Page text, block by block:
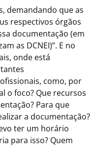
demandando que as
respectivos órgãos
documentação (em
as DCNEI)”. E no
onde está
como, por
o foco? Que recursos
Para que
a documentação?
ter um horário
para isso? Quem